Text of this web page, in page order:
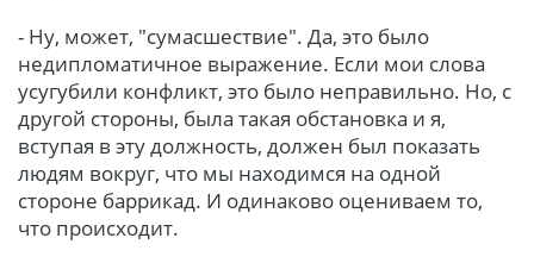
- Ну, может, "сумасшествие". Да, это было
недипломатичное выражение. Если мои слова
усугубили конфликт, это было неправильно. Но, с
другой стороны, была такая обстановка и я,
вступая в эту должность, должен был показать
людям вокруг, что мы находимся на одной
стороне баррикад. И одинаково оцениваем то,
что происходит.